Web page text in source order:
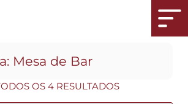
Mesa de Bar
OS 4 RESULTADOS